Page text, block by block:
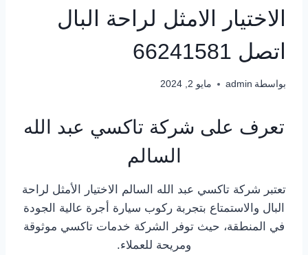
الاختيار الامثل لراحة البال
اتصل 66241581
بواسطة admin مايو 2, 2024
تعرف على شركة تاكسي عبد الله
السالم
تعتبر شركة تاكسي عبد الله السالم الاختيار الأمثل لراحة
البال والاستمتاع بتجربة ركوب سيارة أجرة عالية الجودة
في المنطقة، حيث توفر الشركة خدمات تاكسي موثوقة
ومريحة للعملاء.